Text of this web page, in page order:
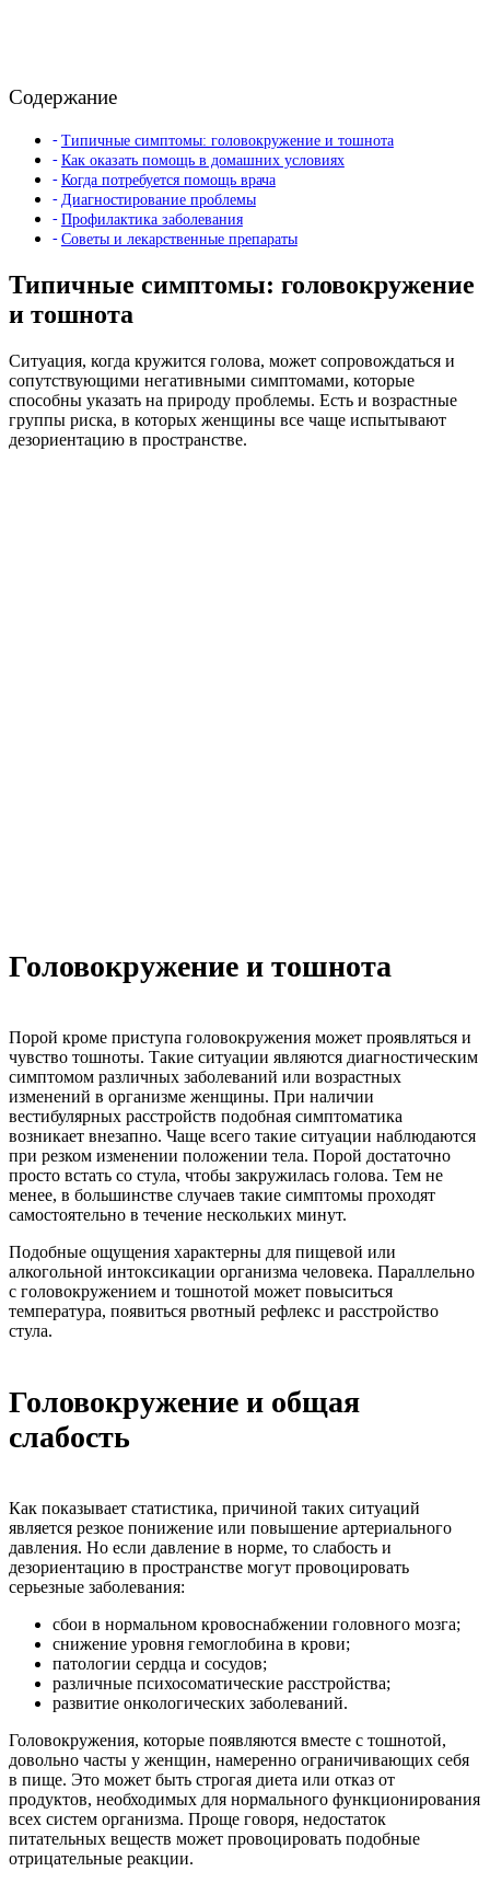
Содержание
Типичные симптомы: головокружение и тошнота
Как оказать помощь в домашних условиях
Когда потребуется помощь врача
Диагностирование проблемы
Профилактика заболевания
Советы и лекарственные препараты
Типичные симптомы: головокружение
и тошнота
Ситуация, когда кружится голова, может сопровождаться и
сопутствующими негативными симптомами, которые
способны указать на природу проблемы. Есть и возрастные
группы риска, в которых женщины все чаще испытывают
дезориентацию в пространстве.
Головокружение и тошнота
Порой кроме приступа головокружения может проявляться и
чувство тошноты. Такие ситуации являются диагностическим
симптомом различных заболеваний или возрастных
изменений в организме женщины. При наличии
вестибулярных расстройств подобная симптоматика
возникает внезапно. Чаще всего такие ситуации наблюдаются
при резком изменении положении тела. Порой достаточно
просто встать со стула, чтобы закружилась голова. Тем не
менее, в большинстве случаев такие симптомы проходят
самостоятельно в течение нескольких минут.
Подобные ощущения характерны для пищевой или
алкогольной интоксикации организма человека. Параллельно
с головокружением и тошнотой может повыситься
температура, появиться рвотный рефлекс и расстройство
стула.
Головокружение и общая
слабость
Как показывает статистика, причиной таких ситуаций
является резкое понижение или повышение артериального
давления. Но если давление в норме, то слабость и
дезориентацию в пространстве могут провоцировать
серьезные заболевания:
сбои в нормальном кровоснабжении головного мозга;
снижение уровня гемоглобина в крови;
патологии сердца и сосудов;
различные психосоматические расстройства;
развитие онкологических заболеваний.
Головокружения, которые появляются вместе с тошнотой,
довольно часты у женщин, намеренно ограничивающих себя
в пище. Это может быть строгая диета или отказ от
продуктов, необходимых для нормального функционирования
всех систем организма. Проще говоря, недостаток
питательных веществ может провоцировать подобные
отрицательные реакции.